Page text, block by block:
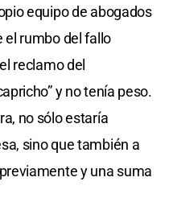
equipo de abogados
el rumbo del fallo
reclamo del
y no tenía peso.
no sólo estaría
sino que también a
y una suma